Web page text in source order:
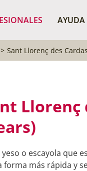
AYUDA
Sant Llorenç des
Llorenç
o escayola que
más rápida y